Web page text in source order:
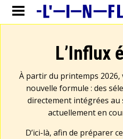
L’Influx
À partir du printemps 2026,
nouvelle formule : des
directement intégrées au
actuellement en
D’ici-là, afin de préparer